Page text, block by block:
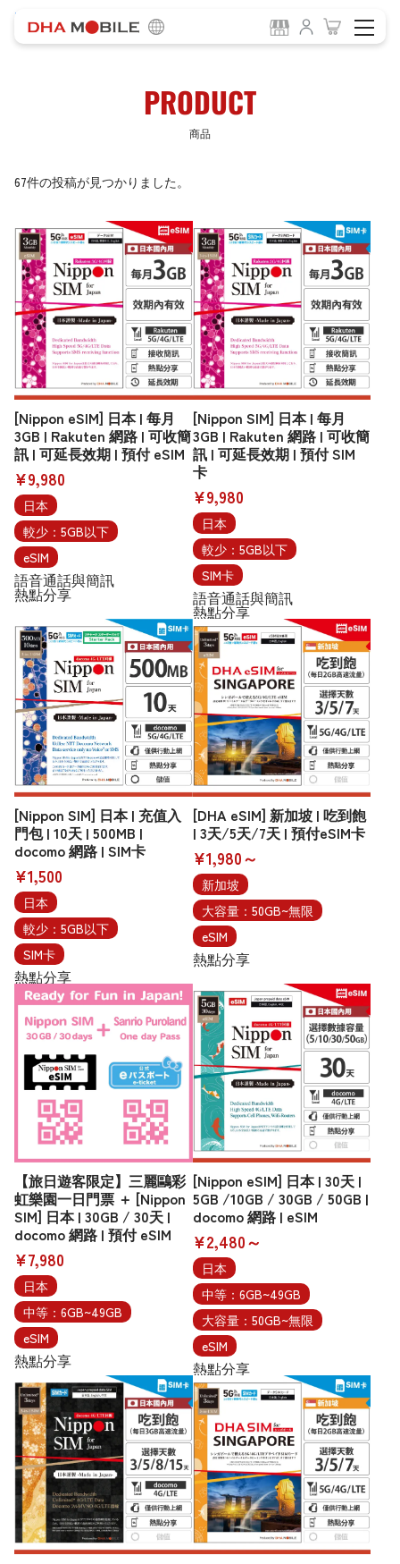
HOME
PRODUCT
商品
67件の投稿が見つかりました。
[Nippon eSIM] 日本 | 每月
3GB | Rakuten 網路 | 可收簡
訊 | 可延長效期 | 預付 eSIM
¥9,980
日本
較少：5GB以下
eSIM
語音通話與簡訊
熱點分享
[Nippon SIM] 日本 | 每月
3GB | Rakuten 網路 | 可收簡
訊 | 可延長效期 | 預付 SIM
卡
¥9,980
日本
較少：5GB以下
SIM卡
語音通話與簡訊
熱點分享
[Nippon SIM] 日本 | 充值入
門包 | 10天 | 500MB |
docomo 網路 | SIM卡
¥1,500
日本
較少：5GB以下
SIM卡
熱點分享
[DHA eSIM] 新加坡 | 吃到飽
| 3天/5天/7天 | 預付eSIM卡
¥1,980～
新加坡
大容量：50GB~無限
eSIM
熱點分享
【旅日遊客限定】三麗鷗彩
虹樂園一日門票 ＋ [Nippon
SIM] 日本 | 30GB / 30天 |
docomo 網路 | 預付 eSIM
¥7,980
日本
中等：6GB~49GB
eSIM
熱點分享
[Nippon eSIM] 日本 | 30天 |
5GB /10GB / 30GB / 50GB |
docomo 網路 | eSIM
¥2,480～
日本
中等：6GB~49GB
大容量：50GB~無限
eSIM
熱點分享